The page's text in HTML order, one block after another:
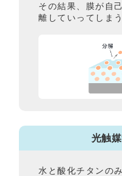
その結果、膜が自
離していってしま
光触
水と酸化チタンの